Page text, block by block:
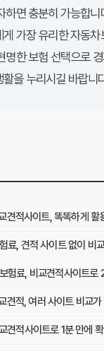
하면 충분히 가능합
가장 유리한 자동
명한 보험 선택으로
을 누리시길 바랍니